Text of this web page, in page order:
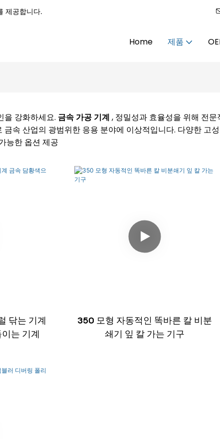
제공합니다.
Home 제품
을 강화하세요. 금속 가공 기계 , 정밀성과 효율성을 위해 전
금속 산업의 광범위한 응용 분야에 이상적입니다. 다양한 고
능한 옵션 제공
닦는 기계
는 기계
350 모형 자동적인 똑바른 칼 비분
쇄기 잎 칼 가는 기구